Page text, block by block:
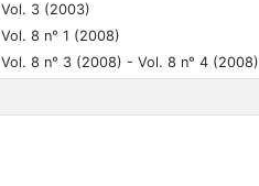
Vol. 3 (2003)
Vol. 8 n° 1 (2008)
Vol. 8 n° 3 (2008) - Vol. 8 n° 4 (2008)